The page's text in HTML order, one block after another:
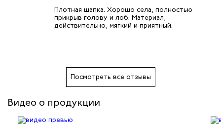
Плотная шапка. Хорошо села, полностью
прикрыв голову и лоб. Материал,
действительно, мягкий и приятный.
Посмотреть все отзывы
Видео о продукции